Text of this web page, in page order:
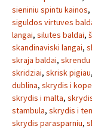
sieniniu spintu kainos,
siguldos virtuves
langai, silutes baldai,
skandinaviski langai,
skraja baldai, skrendu
skridziai, skrisk pigiau,
dublina, skrydis i
skrydis i malta,
stambula, skrydis i
skrydis parasparniu,